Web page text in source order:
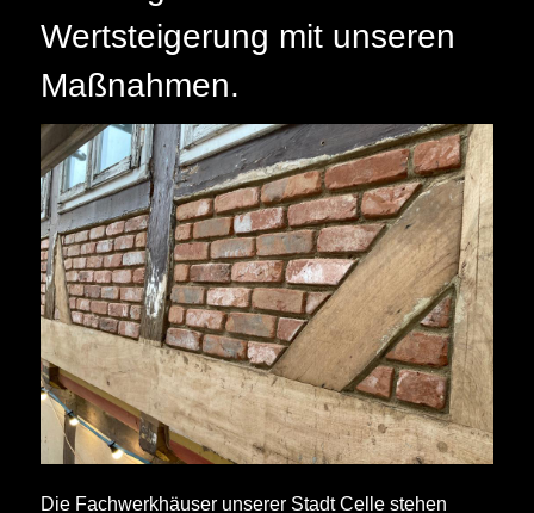
Wertsteigerung mit unseren
Maßnahmen.
Die Fachwerkhäuser unserer Stadt Celle stehen